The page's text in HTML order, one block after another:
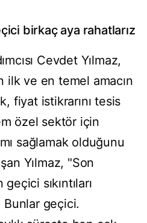
birkaç aya rahatlarız
Cevdet Yılmaz,
ilk ve en temel amacın
fiyat istikrarını tesis
özel sektör için
sağlamak olduğunu
Yılmaz, "Son
sıkıntıları
geçici.